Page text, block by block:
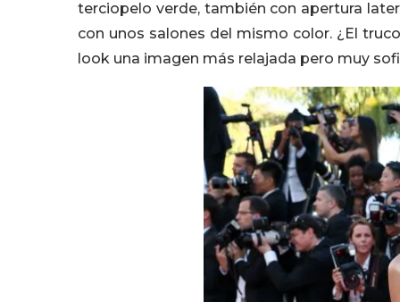
terciopelo verde, también con apertura
con unos salones del mismo color. ¿El
look una imagen más relajada pero muy